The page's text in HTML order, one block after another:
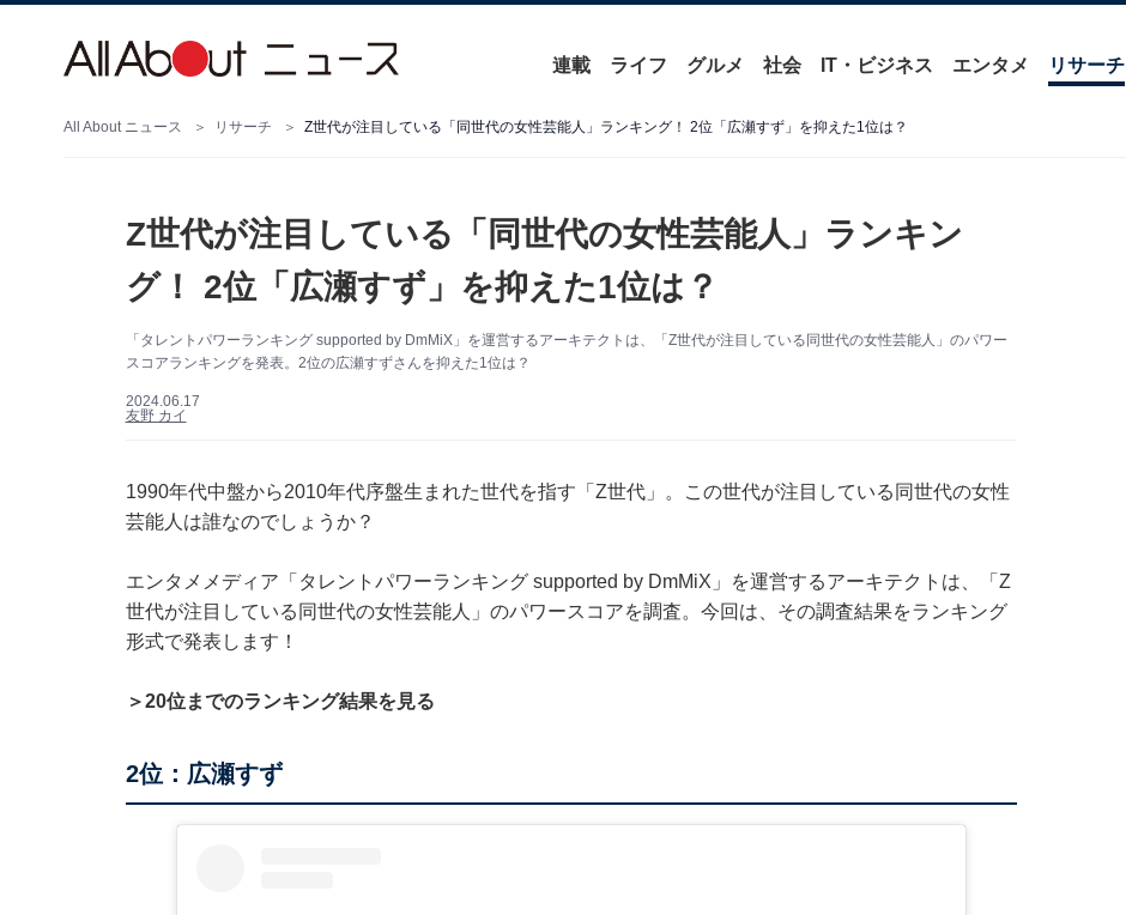
連載 ライフ グルメ 社会 IT・ビジネス エンタメ リサーチ
All About ニュース リサーチ Z世代が注目している「同世代の女性芸能人」ランキング！ 2位「広瀬すず」を抑えた1位は？
Z世代が注目している「同世代の女性芸能人」ランキン
グ！ 2位「広瀬すず」を抑えた1位は？
「タレントパワーランキング supported by DmMiX」を運営するアーキテクトは、「Z世代が注目している同世代の女性芸能人」のパワー
スコアランキングを発表。2位の広瀬すずさんを抑えた1位は？
2024.06.17
友野 カイ
1990年代中盤から2010年代序盤生まれた世代を指す「Z世代」。この世代が注目している同世代の女性
芸能人は誰なのでしょうか？
エンタメメディア「タレントパワーランキング supported by DmMiX」を運営するアーキテクトは、「Z
世代が注目している同世代の女性芸能人」のパワースコアを調査。今回は、その調査結果をランキング
形式で発表します！
＞20位までのランキング結果を見る
2位：広瀬すず